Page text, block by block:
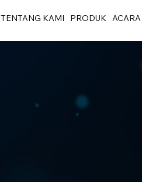
TENTANG KAMI PRODUK ACARA